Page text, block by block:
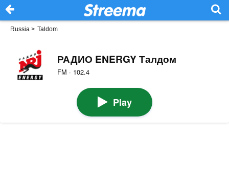
Russia > Taldom
РАДИО ENERGY Талдом
FM · 102.4
Play